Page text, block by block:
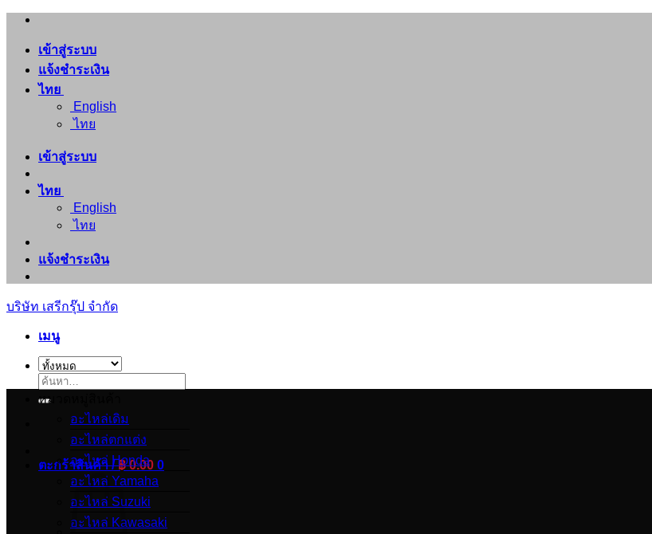
ข้าม
เนื้อหา
เข้าสู่ระบบ
แจ้งชำระเงิน
ไทย
English
ไทย
เข้าสู่ระบบ
ไทย
English
ไทย
แจ้งชำระเงิน
บริษัท เสรีกรุ๊ป จำกัด
เมนู
ค้นหา:
ตะกร้าสินค้า /฿0.00 0
หมวดหมู่สินค้า
อะไหล่เดิม
อะไหล่ตกแต่ง
อะไหล่ Honda
อะไหล่ Yamaha
อะไหล่ Suzuki
อะไหล่ Kawasaki